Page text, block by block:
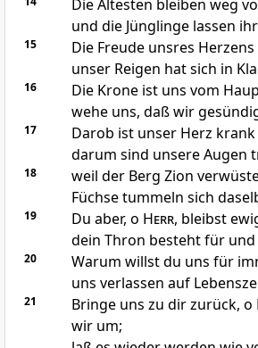
Die Ältesten bleiben weg
und die Jünglinge lassen
15
Die Freude unsres
unser Reigen hat sich in
16
Die Krone ist uns vom
wehe uns, daß wir
17
Darob ist unser Herz
darum sind unsere Augen
18
weil der Berg Zion
Füchse tummeln sich
19 Du aber, o Herr, bleibst
dein Thron besteht für
20
Warum willst du uns für
uns verlassen auf
21 Bringe uns zu dir zurück, o
wir um;